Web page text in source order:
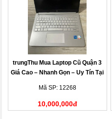
trungThu Mua Laptop Cũ Quận 3
Giá Cao – Nhanh Gọn – Uy Tín Tại
Mã SP: 12268
10,000,000đ